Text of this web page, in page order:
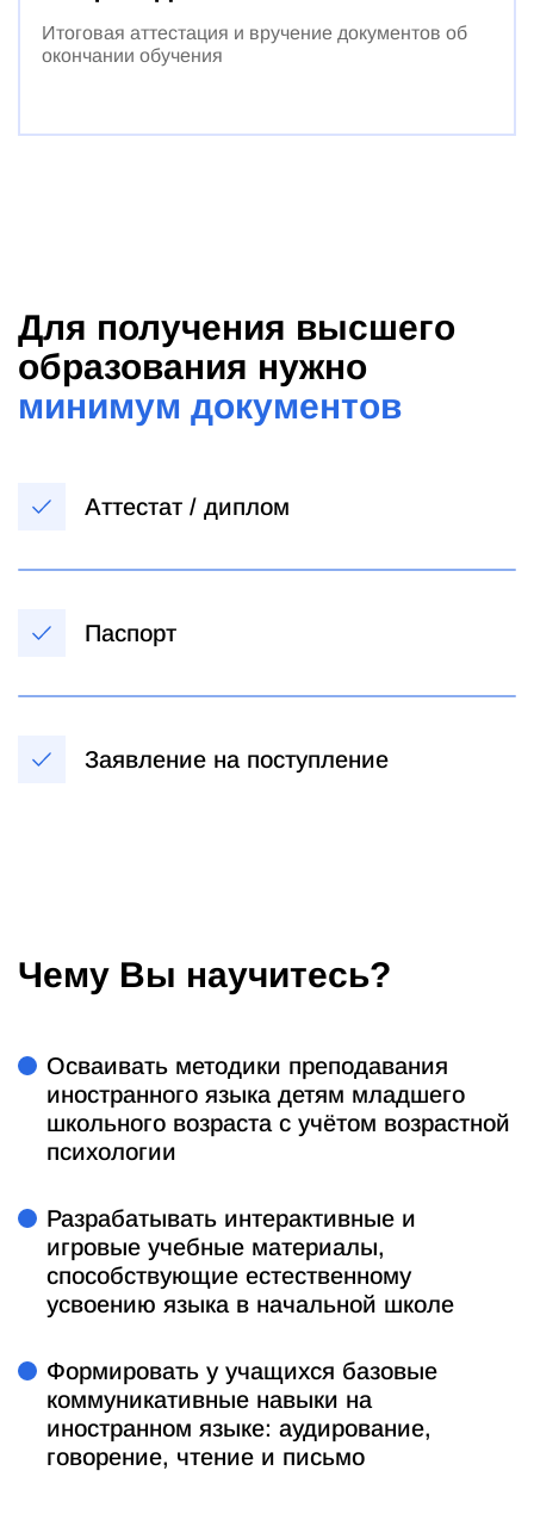
Итоговая аттестация и вручение документов об
окончании обучения
Для получения высшего
образования нужно
минимум документов
Аттестат / диплом
Паспорт
Заявление на поступление
Чему Вы научитесь?
Осваивать методики преподавания
иностранного языка детям младшего
школьного возраста с учётом возрастной
психологии
Разрабатывать интерактивные и
игровые учебные материалы,
способствующие естественному
усвоению языка в начальной школе
Формировать у учащихся базовые
коммуникативные навыки на
иностранном языке: аудирование,
говорение, чтение и письмо